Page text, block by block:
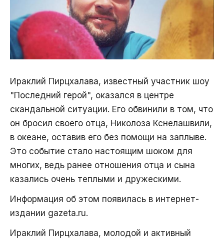
Ираклий Пирцхалава, известный участник шоу
"Последний герой", оказался в центре
скандальной ситуации. Его обвинили в том, что
он бросил своего отца, Николоза Кснелашвили,
в океане, оставив его без помощи на заплыве.
Это событие стало настоящим шоком для
многих, ведь ранее отношения отца и сына
казались очень теплыми и дружескими.
Информация об этом появилась в интернет-
издании gazeta.ru.
Ираклий Пирцхалава, молодой и активный